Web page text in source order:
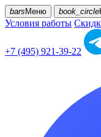
bars Меню book_circle
Условия работы
+7 (495) 921-39-22